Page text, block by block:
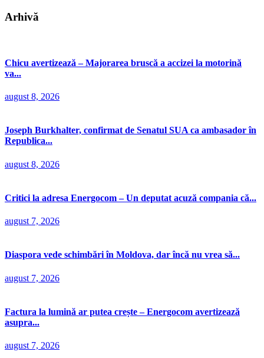
Arhivă
Chicu avertizează – Majorarea bruscă a accizei la motorină
va...
august 8, 2026
Joseph Burkhalter, confirmat de Senatul SUA ca ambasador în
Republica...
august 8, 2026
Critici la adresa Energocom – Un deputat acuză compania că...
august 7, 2026
Diaspora vede schimbări în Moldova, dar încă nu vrea să...
august 7, 2026
Factura la lumină ar putea crește – Energocom avertizează
asupra...
august 7, 2026